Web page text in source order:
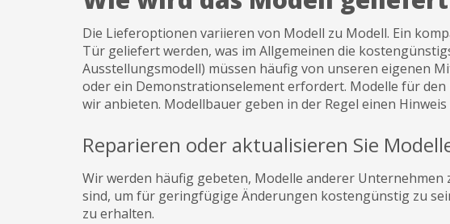
Die Lieferoptionen variieren von Modell zu Modell. Ein
Tür geliefert werden, was im Allgemeinen die
Ausstellungsmodell) müssen häufig von unseren eigenen
oder ein Demonstrationselement erfordert. Modelle für
wir anbieten. Modellbauer geben in der Regel einen
Reparieren oder aktualisieren Sie
Wir werden häufig gebeten, Modelle anderer
sind, um für geringfügige Änderungen kostengünstig zu
zu erhalten.